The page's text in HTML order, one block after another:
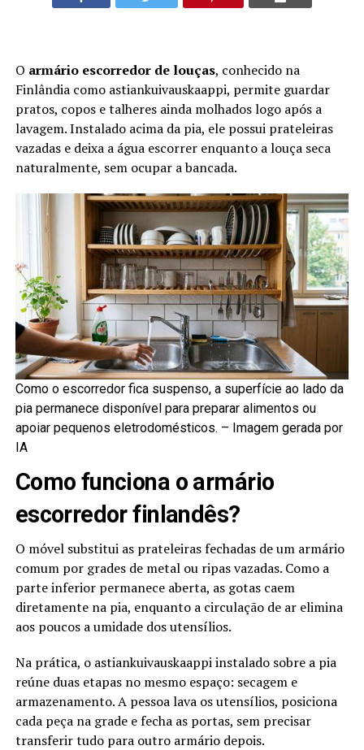
O armário escorredor de louças, conhecido na
Finlândia como astiankuivauskaappi, permite guardar
pratos, copos e talheres ainda molhados logo após a
lavagem. Instalado acima da pia, ele possui prateleiras
vazadas e deixa a água escorrer enquanto a louça seca
naturalmente, sem ocupar a bancada.
Como o escorredor fica suspenso, a superfície ao lado da
pia permanece disponível para preparar alimentos ou
apoiar pequenos eletrodomésticos. – Imagem gerada por
IA
Como funciona o armário
escorredor finlandês?
O móvel substitui as prateleiras fechadas de um armário
comum por grades de metal ou ripas vazadas. Como a
parte inferior permanece aberta, as gotas caem
diretamente na pia, enquanto a circulação de ar elimina
aos poucos a umidade dos utensílios.
Na prática, o astiankuivauskaappi instalado sobre a pia
reúne duas etapas no mesmo espaço: secagem e
armazenamento. A pessoa lava os utensílios, posiciona
cada peça na grade e fecha as portas, sem precisar
transferir tudo para outro armário depois.